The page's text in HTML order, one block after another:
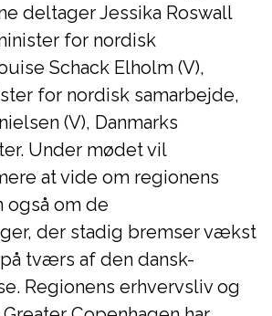
deltager Jessika Roswall
for nordisk
Schack Elholm (V),
for nordisk samarbejde,
(V), Danmarks
Under mødet vil
at vide om regionens
også om de
der stadig bremser vækst
tværs af den dansk-
Regionens erhvervsliv og